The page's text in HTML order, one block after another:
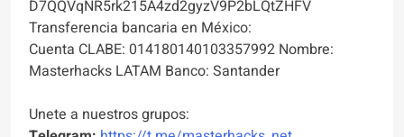
D7QQVqNR5rk215A4zd2gyzV9P2bLQtZHFV
Transferencia bancaria en México:
Cuenta CLABE: 014180140103357992 Nombre:
Masterhacks LATAM Banco: Santander
Unete a nuestros grupos: